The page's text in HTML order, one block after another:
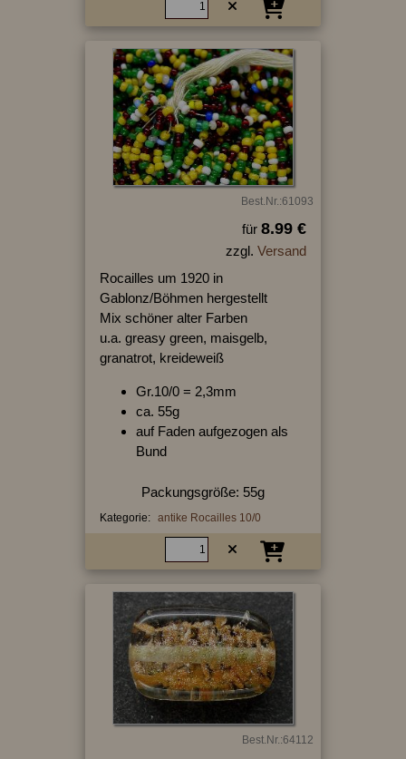
Best.Nr.:61093
für 8.99 €
zzgl. Versand
Rocailles um 1920 in
Gablonz/Böhmen hergestellt
Mix schöner alter Farben
u.a. greasy green, maisgelb,
granatrot, kreideweiß
Gr.10/0 = 2,3mm
ca. 55g
auf Faden aufgezogen als
Bund
Packungsgröße: 55g
Kategorie: antike Rocailles 10/0
Best.Nr.:64112